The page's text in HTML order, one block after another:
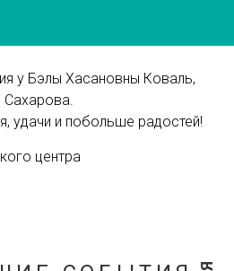
у Бэлы Хасановны Коваль,
удачи и побольше радостей!
центра